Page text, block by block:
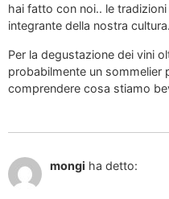
hai fatto con noi.. le
integrante della nostra cultura.
Per la degustazione dei vini
probabilmente un sommelier
comprendere cosa stiamo
mongi ha detto: